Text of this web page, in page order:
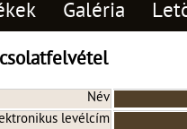
Galéria
Név
levélcím